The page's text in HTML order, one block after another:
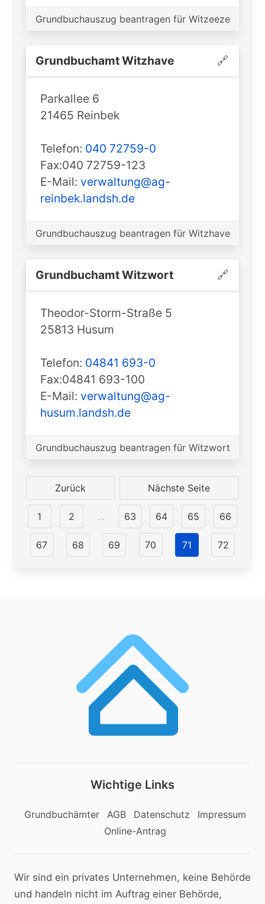
Grundbuchauszug beantragen für Witzeeze
Grundbuchamt ️Witzhave 🔗
Parkallee 6
21465 Reinbek
Telefon: 040 72759-0
Fax:040 72759-123
E-Mail: verwaltung@ag-
reinbek.landsh.de
Grundbuchauszug beantragen für Witzhave
Grundbuchamt ️Witzwort 🔗
Theodor-Storm-Straße 5
25813 Husum
Telefon: 04841 693-0
Fax:04841 693-100
E-Mail: verwaltung@ag-
husum.landsh.de
Grundbuchauszug beantragen für Witzwort
Zurück Nächste Seite
1 2 … 63 64 65 66
67 68 69 70 71 72
Wichtige Links
Grundbuchämter AGB Datenschutz
Impressum
Online-Antrag
Wir sind ein privates Unternehmen, keine Behörde
und handeln nicht im Auftrag einer Behörde,